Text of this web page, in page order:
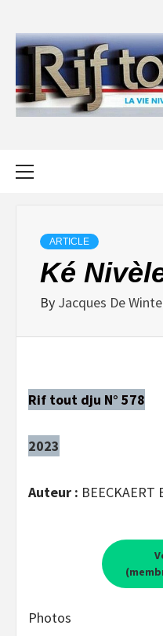
content
ARTICLE
Ké
By Jacques De
Rif tout dju N° 578
2023
Auteur : BEECKAERT
Photos